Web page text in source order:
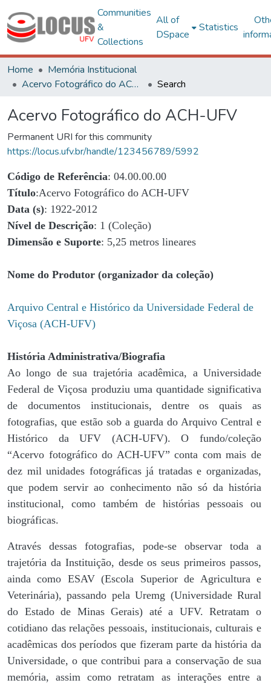
Communities
&
Collections
All of
DSpace
Statistics
Home
Memória Institucional
Acervo Fotográfico do ACH-UFV
Search
Acervo Fotográfico do ACH-UFV
Permanent URI for this community
https://locus.ufv.br/handle/123456789/5992
Código de Referência: 04.00.00.00
Título:Acervo Fotográfico do ACH-UFV
Data (s): 1922-2012
Nível de Descrição: 1 (Coleção)
Dimensão e Suporte: 5,25 metros lineares
Nome do Produtor (organizador da coleção)
Arquivo Central e Histórico da Universidade Federal de
Viçosa (ACH-UFV)
História Administrativa/Biografia
Ao longo de sua trajetória acadêmica, a Universidade
Federal de Viçosa produziu uma quantidade significativa
de documentos institucionais, dentre os quais as
fotografias, que estão sob a guarda do Arquivo Central e
Histórico da UFV (ACH-UFV). O fundo/coleção
“Acervo fotográfico do ACH-UFV” conta com mais de
dez mil unidades fotográficas já tratadas e organizadas,
que podem servir ao conhecimento não só da história
institucional, como também de histórias pessoais ou
biográficas.
Através dessas fotografias, pode-se observar toda a
trajetória da Instituição, desde os seus primeiros passos,
ainda como ESAV (Escola Superior de Agricultura e
Veterinária), passando pela Uremg (Universidade Rural
do Estado de Minas Gerais) até a UFV. Retratam o
cotidiano das relações pessoais, institucionais, culturais e
acadêmicas dos períodos que fizeram parte da história da
Universidade, o que contribui para a conservação de sua
memória, assim como retratam as interações entre a